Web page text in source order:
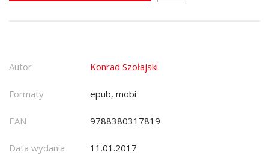
Autor Konrad Szołajski
Formaty epub, mobi
EAN 9788380317819
Data wydania 11.01.2017